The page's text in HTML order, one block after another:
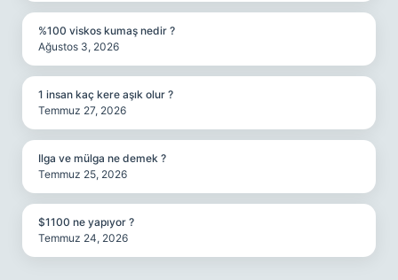
%100 viskos kumaş nedir ?
Ağustos 3, 2026
1 insan kaç kere aşık olur ?
Temmuz 27, 2026
Ilga ve mülga ne demek ?
Temmuz 25, 2026
$1100 ne yapıyor ?
Temmuz 24, 2026